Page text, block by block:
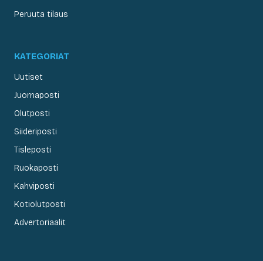
Peruuta tilaus
KATEGORIAT
Uutiset
Juomaposti
Olutposti
Siideriposti
Tisleposti
Ruokaposti
Kahviposti
Kotiolutposti
Advertoriaalit